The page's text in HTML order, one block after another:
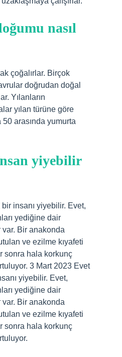
nasıl
çoğalırlar. Birçok
doğrudan doğal
Yılanların
yılan türüne göre
arasında yumurta
yiyebilir
insanı yiyebilir. Evet,
yediğine dair
Bir anakonda
ve ezilme kıyafeti
sonra hala korkunç
3 Mart 2023 Evet
yiyebilir. Evet,
yediğine dair
Bir anakonda
ve ezilme kıyafeti
sonra hala korkunç